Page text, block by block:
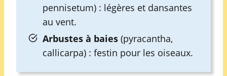
pennisetum) : légères et dansantes
au vent.
Arbustes à baies (pyracantha,
callicarpa) : festin pour les oiseaux.